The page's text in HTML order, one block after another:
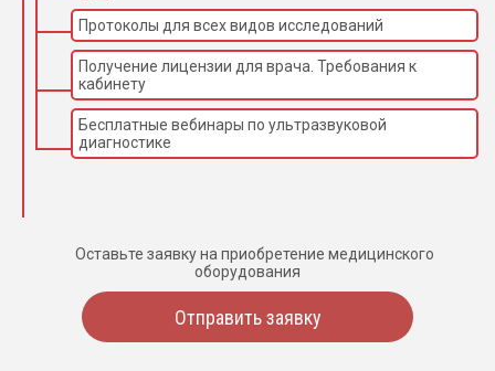
Протоколы для всех видов исследований
Получение лицензии для врача. Требования к
кабинету
Бесплатные вебинары по ультразвуковой
диагностике
Оставьте заявку на приобретение медицинского
оборудования
Отправить заявку